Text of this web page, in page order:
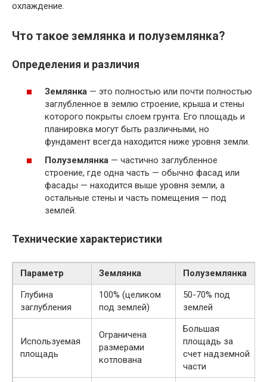
охлаждение.
Что такое землянка и полуземлянка?
Определения и различия
Землянка — это полностью или почти полностью
заглубленное в землю строение, крыша и стены
которого покрыты слоем грунта. Его площадь и
планировка могут быть различными, но
фундамент всегда находится ниже уровня земли.
Полуземлянка — частично заглубленное
строение, где одна часть — обычно фасад или
фасады — находится выше уровня земли, а
остальные стены и часть помещения — под
землей.
Технические характеристики
Параметр Землянка
Полуземлянка
Глубина
заглубления
100% (целиком
под землей)
50-70% под
землей
Используемая
площадь
Ограничена
размерами
котлована
Большая
площадь за
счет надземной
части